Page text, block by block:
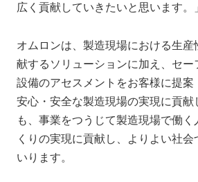
広く貢献していきたいと思います。」
オムロンは、製造現場における生
献するソリューションに加え、セー
設備のアセスメントをお客様に提案
安心・安全な製造現場の実現に貢献
も、事業をつうじて製造現場で働
くりの実現に貢献し、よりよい社会
いります。